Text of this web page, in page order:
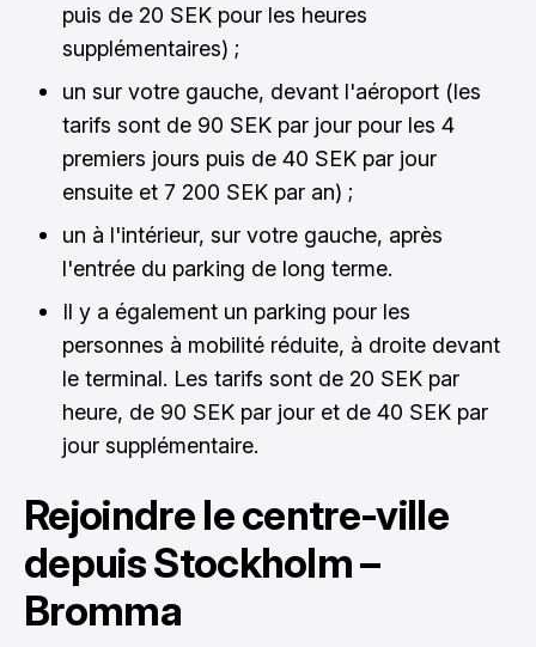
puis de 20 SEK pour les heures
supplémentaires) ;
un sur votre gauche, devant l'aéroport (les
tarifs sont de 90 SEK par jour pour les 4
premiers jours puis de 40 SEK par jour
ensuite et 7 200 SEK par an) ;
un à l'intérieur, sur votre gauche, après
l'entrée du parking de long terme.
Il y a également un parking pour les
personnes à mobilité réduite, à droite devant
le terminal. Les tarifs sont de 20 SEK par
heure, de 90 SEK par jour et de 40 SEK par
jour supplémentaire.
Rejoindre le centre-ville
depuis Stockholm –
Bromma